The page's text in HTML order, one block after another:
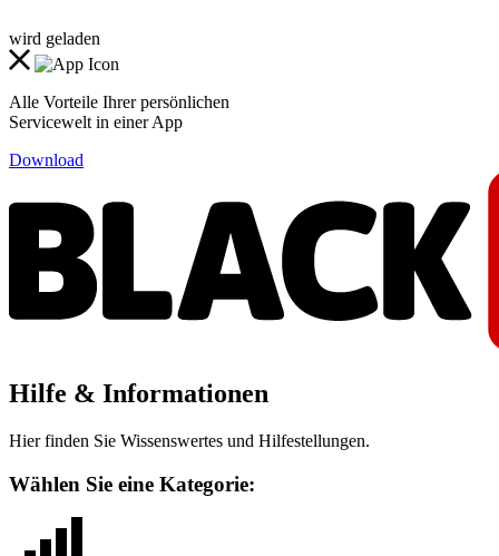
wird geladen
Alle Vorteile Ihrer persönlichen
Servicewelt in einer App
Download
Hilfe & Informationen
Hier finden Sie Wissenswertes und Hilfestellungen.
Wählen Sie eine Kategorie: